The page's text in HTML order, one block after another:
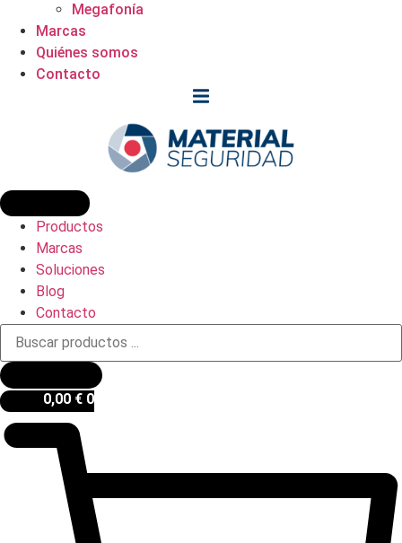
Megafonía
Marcas
Quiénes somos
Contacto
Productos
Marcas
Soluciones
Blog
Contacto
Búsqueda
productos
0,00 € 0